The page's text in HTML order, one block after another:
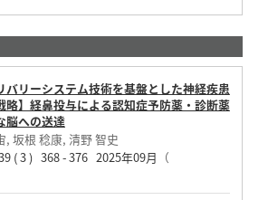
バリーシステム技術を基盤とした神経疾患
略】経鼻投与による認知症予防薬・診断薬
脳への送達
, 坂根 稔康, 清野 智史
( 3 ) 368 - 376 2025年09月 （